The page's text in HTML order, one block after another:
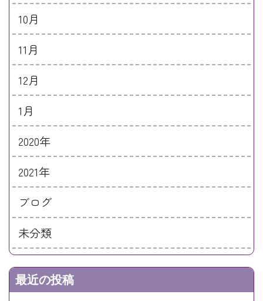
10月
11月
12月
1月
2020年
2021年
ブログ
未分類
最近の投稿